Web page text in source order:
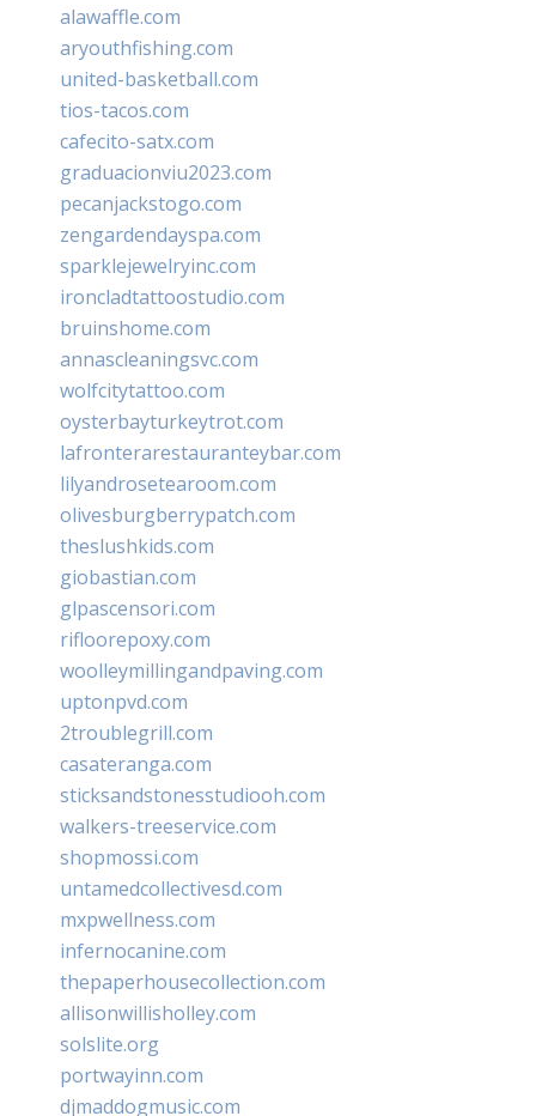
alawaffle.com
aryouthfishing.com
united-basketball.com
tios-tacos.com
cafecito-satx.com
graduacionviu2023.com
pecanjackstogo.com
zengardendayspa.com
sparklejewelryinc.com
ironcladtattoostudio.com
bruinshome.com
annascleaningsvc.com
wolfcitytattoo.com
oysterbayturkeytrot.com
lafronterarestauranteybar.com
lilyandrosetearoom.com
olivesburgberrypatch.com
theslushkids.com
giobastian.com
glpascensori.com
rifloorepoxy.com
woolleymillingandpaving.com
uptonpvd.com
2troublegrill.com
casateranga.com
sticksandstonesstudiooh.com
walkers-treeservice.com
shopmossi.com
untamedcollectivesd.com
mxpwellness.com
infernocanine.com
thepaperhousecollection.com
allisonwillisholley.com
solslite.org
portwayinn.com
djmaddogmusic.com